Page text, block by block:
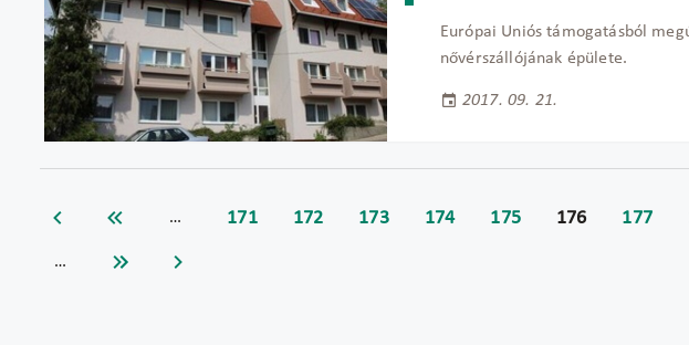
Európai Uniós támogatásból
nővérszállójának épülete.
2017. 09. 21.
… 171 172 173 174 175 176 177
…